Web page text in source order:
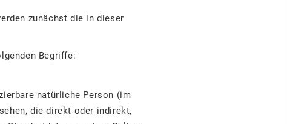
zunächst die in dieser
Begriffe:
natürliche Person (im
die direkt oder indirekt,